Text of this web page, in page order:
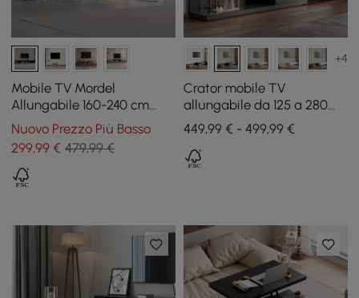
Mobile TV Mordel
Allungabile 160-240 cm
Nero con Contenitore
Nuovo Prezzo Più Basso
299,99 € 479,99 €
+4
Crator mobile TV
allungabile da 125 a 280
cm nero con 3 cassetti
449,99 € - 499,99 €